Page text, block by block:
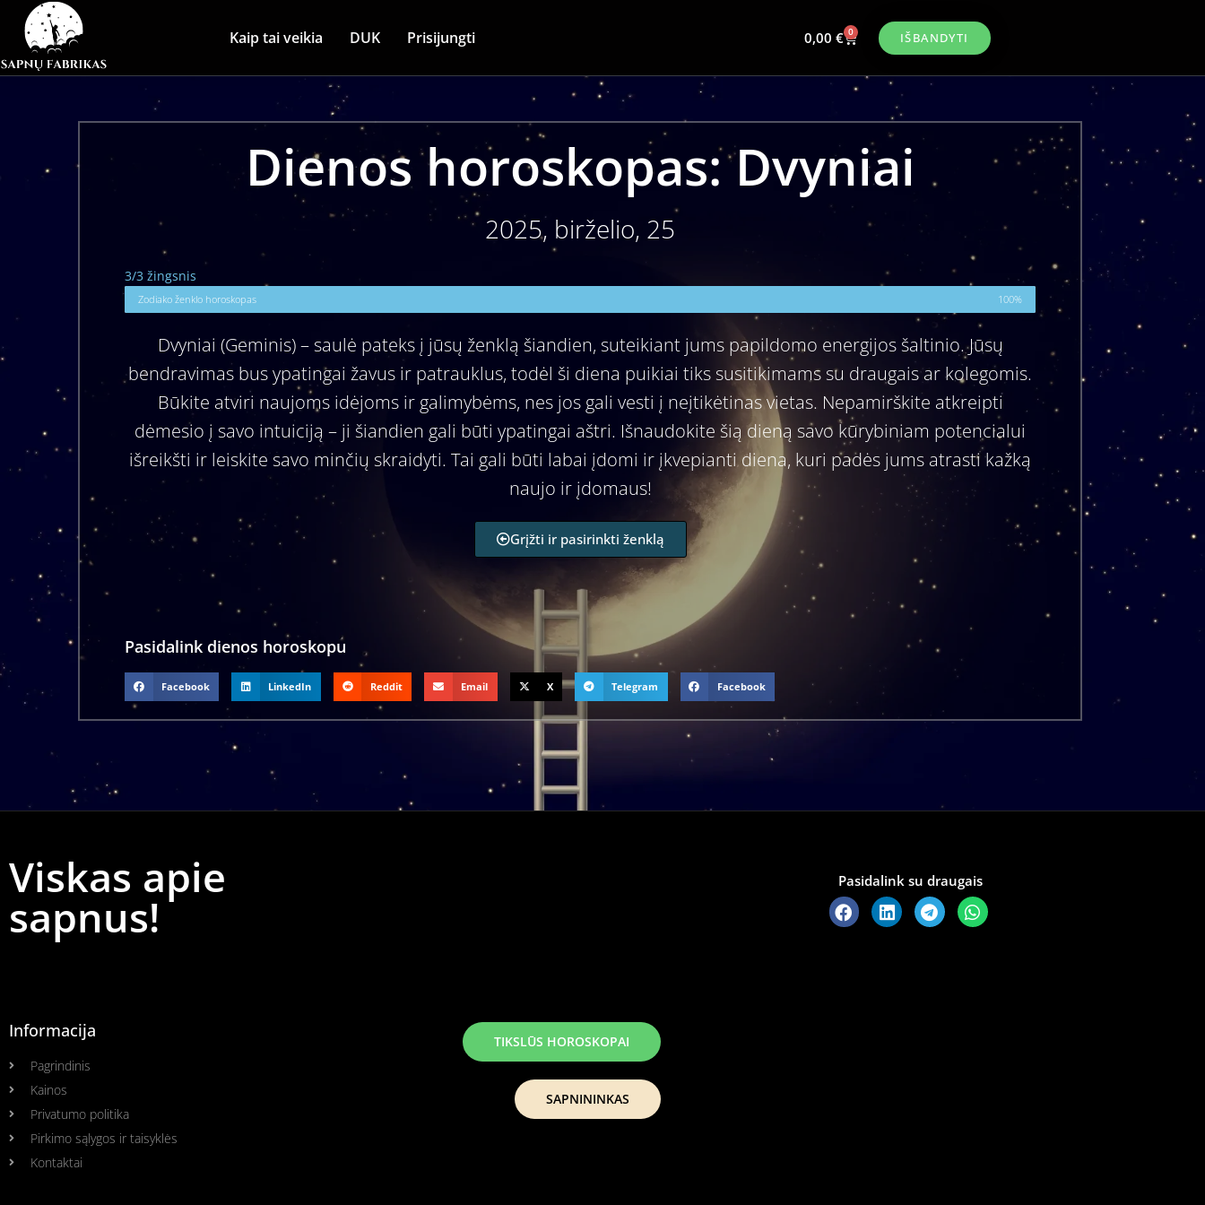
Kaip tai veikia DUK Prisijungti 0,00 € 0 IŠBANDYTI
Dienos horoskopas: Dvyniai
2025, birželio, 25
3/3 žingsnis
Zodiako ženklo horoskopas 100%
Dvyniai (Geminis) – saulė pateks į jūsų ženklą šiandien, suteikiant jums papildomo energijos šaltinio. Jūsų
bendravimas bus ypatingai žavus ir patrauklus, todėl ši diena puikiai tiks susitikimams su draugais ar kolegomis.
Būkite atviri naujoms idėjoms ir galimybėms, nes jos gali vesti į neįtikėtinas vietas. Nepamirškite atkreipti
dėmesio į savo intuiciją – ji šiandien gali būti ypatingai aštri. Išnaudokite šią dieną savo kūrybiniam potencialui
išreikšti ir leiskite savo minčių skraidyti. Tai gali būti labai įdomi ir įkvepianti diena, kuri padės jums atrasti kažką
naujo ir įdomaus!
Grįžti ir pasirinkti ženklą
Pasidalink dienos horoskopu
Facebook LinkedIn Reddit Email X Telegram Facebook
Viskas apie
sapnus!
Pasidalink su draugais
Informacija
Pagrindinis
Kainos
Privatumo politika
Pirkimo sąlygos ir taisyklės
Kontaktai
TIKSLŪS HOROSKOPAI
SAPNININKAS